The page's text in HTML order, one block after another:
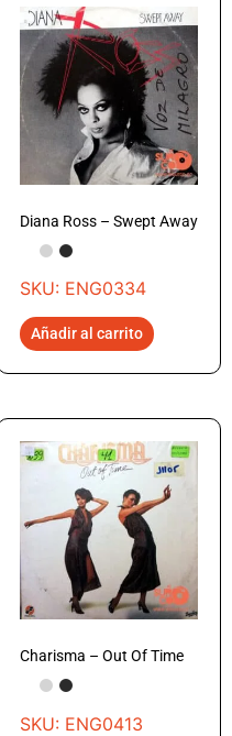
Diana Ross – Swept Away
SKU: ENG0334
Añadir al carrito
Charisma – Out Of Time
SKU: ENG0413